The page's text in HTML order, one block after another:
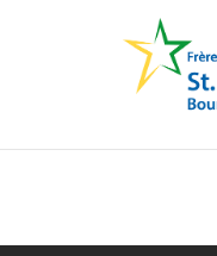
Ecole Saint